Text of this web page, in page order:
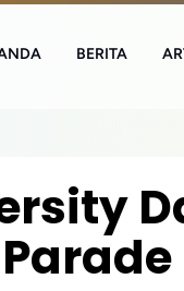
BERITA